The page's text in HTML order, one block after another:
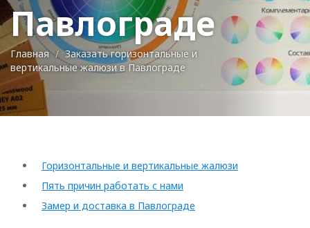
Павлограде
Главная
Заказать горизонтальные и
вертикальные жалюзи в Павлограде
Горизонтальные и вертикальные жалюзи
Пять причин работать с нами
Замер и доставка в Павлограде